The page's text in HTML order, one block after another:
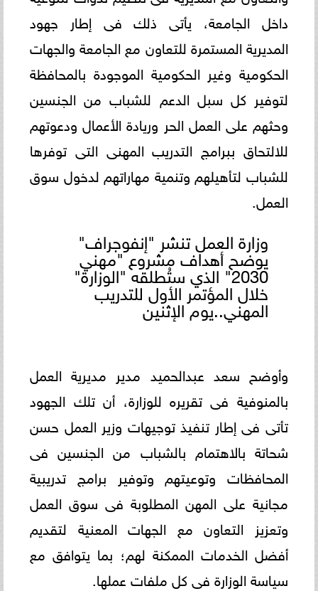
داخل الجامعة، يأتى ذلك فى إطار جهود
المديرية المستمرة للتعاون مع الجامعة والجهات
الحكومية وغير الحكومية الموجودة بالمحافظة
لتوفير كل سبل الدعم للشباب من الجنسين
وحثهم على العمل الحر وريادة الأعمال ودعوتهم
للالتحاق ببرامج التدريب المهنى التى توفرها
للشباب لتأهيلهم وتنمية مهاراتهم لدخول سوق
العمل.
وزارة العمل تنشر "إنفوجراف"
يوضح أهداف مشروع "مهني
2030" الذي ستُطلقه "الوزارة"
خلال المؤتمر الأول للتدريب
المهني..يوم الإثنين
وأوضح سعد عبدالحميد مدير مديرية العمل
بالمنوفية فى تقريره للوزارة، أن تلك الجهود
تأتى فى إطار تنفيذ توجيهات وزير العمل حسن
شحاتة بالاهتمام بالشباب من الجنسين فى
المحافظات وتوعيتهم وتوفير برامج تدريبية
مجانية على المهن المطلوبة فى سوق العمل
وتعزيز التعاون مع الجهات المعنية لتقديم
أفضل الخدمات الممكنة لهم؛ بما يتوافق مع
سياسة الوزارة فى كل ملفات عملها.